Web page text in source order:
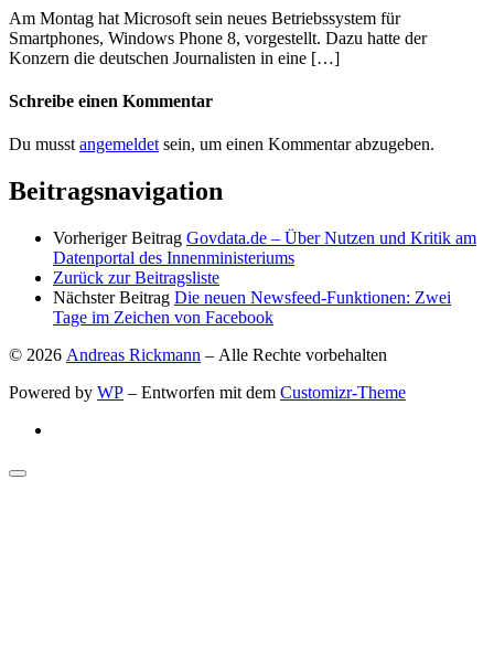
Am Montag hat Microsoft sein neues Betriebssystem für
Smartphones, Windows Phone 8, vorgestellt. Dazu hatte der
Konzern die deutschen Journalisten in eine […]
Schreibe einen Kommentar
Du musst angemeldet sein, um einen Kommentar abzugeben.
Beitragsnavigation
Vorheriger Beitrag Govdata.de – Über Nutzen und Kritik am
Datenportal des Innenministeriums
Zurück zur Beitragsliste
Nächster Beitrag Die neuen Newsfeed-Funktionen: Zwei
Tage im Zeichen von Facebook
© 2026 Andreas Rickmann – Alle Rechte vorbehalten
Powered by WP – Entworfen mit dem Customizr-Theme